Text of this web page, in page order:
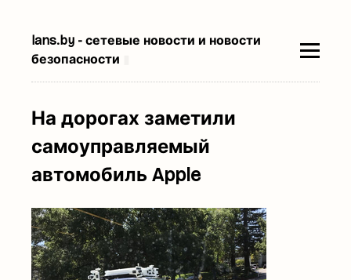
lans.by - сетевые новости и новости
безопасности
На дорогах заметили
самоуправляемый
автомобиль Apple